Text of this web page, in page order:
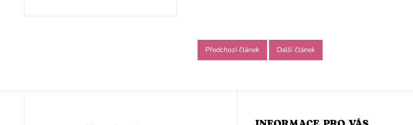
Předchozí článek Další článek